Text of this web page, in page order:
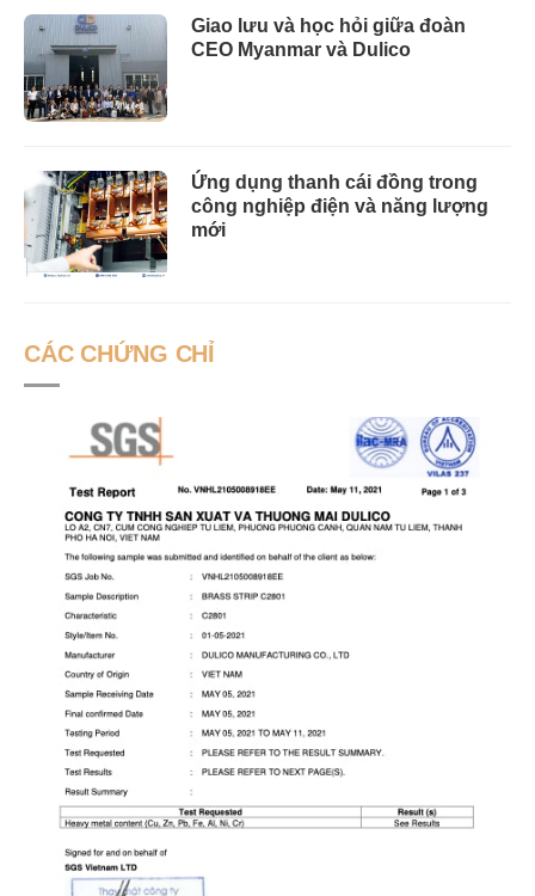
Giao lưu và học hỏi giữa đoàn
CEO Myanmar và Dulico
Ứng dụng thanh cái đồng trong
công nghiệp điện và năng lượng
mới
CÁC CHỨNG CHỈ